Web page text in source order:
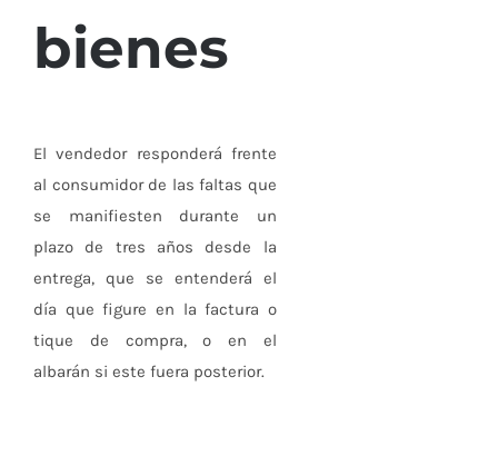
bienes
El vendedor responderá frente
al consumidor de las faltas que
se manifiesten durante un
plazo de tres años desde la
entrega, que se entenderá el
día que figure en la factura o
tique de compra, o en el
albarán si este fuera posterior.